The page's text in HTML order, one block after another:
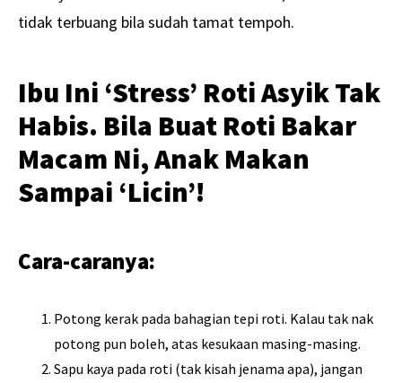
tidak terbuang bila sudah tamat tempoh.
Ibu Ini ‘Stress’ Roti Asyik Tak
Habis. Bila Buat Roti Bakar
Macam Ni, Anak Makan
Sampai ‘Licin’!
Cara-caranya:
Potong kerak pada bahagian tepi roti. Kalau tak nak
potong pun boleh, atas kesukaan masing-masing.
Sapu kaya pada roti (tak kisah jenama apa), jangan